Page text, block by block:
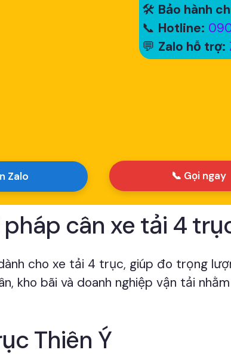
🛠 Bảo hành
📞 Hotline:
💬 Zalo hỗ trợ:
Zalo 📞 Gọi ngay
cân xe tải 4
cho xe tải 4 trục, giúp đo trọng
kho bãi và doanh nghiệp vận tải
Thiên Ý